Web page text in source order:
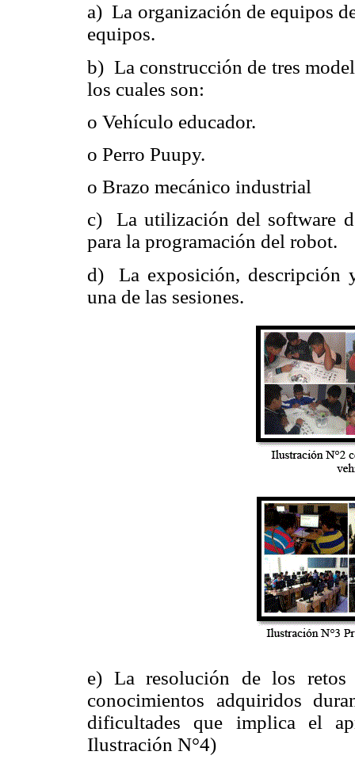
a) La organización de equipos
equipos.
b) La construcción de tres
los cuales son:
o Vehículo educador.
o Perro Puupy.
o Brazo mecánico industrial
c) La utilización del software
para la programación del robot.
d) La exposición, descripción
una de las sesiones.
e) La resolución de los retos
conocimientos adquiridos
dificultades que implica el
Ilustración N°4)